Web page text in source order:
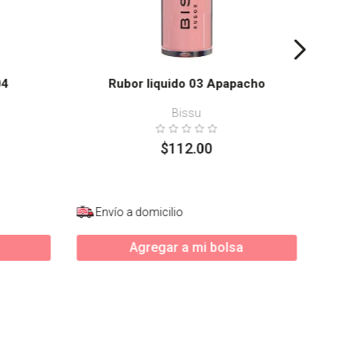
Rubor liquido 03 Apapacho
Bissu
$112.00
Envío a domicilio
Agregar a mi bolsa